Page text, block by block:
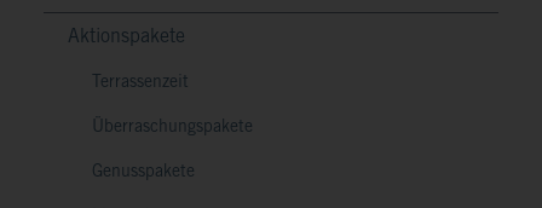
Aktionspakete
Terrassenzeit
Überraschungspakete
Genusspakete